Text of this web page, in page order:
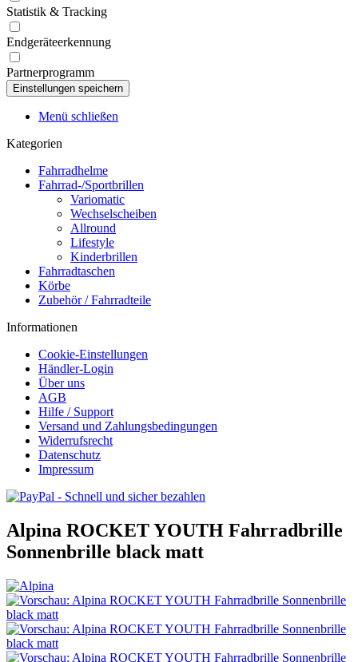
Statistik & Tracking
Endgeräteerkennung
Partnerprogramm
Menü schließen
Kategorien
Fahrradhelme
Fahrrad-/Sportbrillen
Variomatic
Wechselscheiben
Allround
Lifestyle
Kinderbrillen
Fahrradtaschen
Körbe
Zubehör / Fahrradteile
Informationen
Cookie-Einstellungen
Händler-Login
Über uns
AGB
Hilfe / Support
Versand und Zahlungsbedingungen
Widerrufsrecht
Datenschutz
Impressum
Alpina ROCKET YOUTH Fahrradbrille
Sonnenbrille black matt